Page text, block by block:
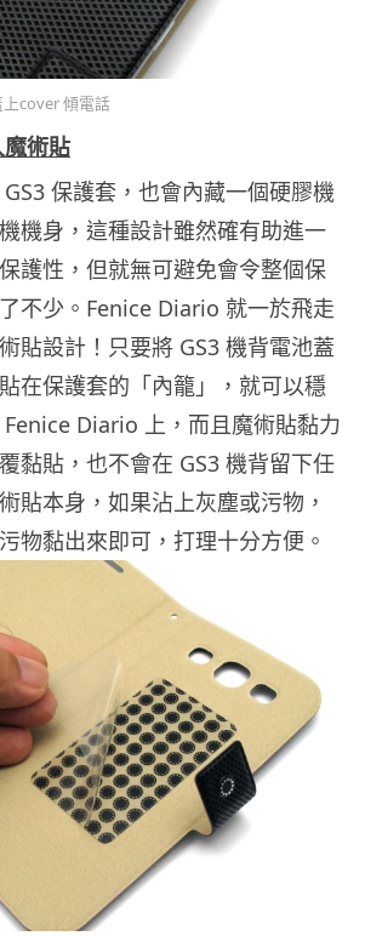
cover 傾電話
魔術貼
保護套，也會內藏一個硬膠機
機身，這種設計雖然確有助進一
護性，但就無可避免會令整個保
不少。Fenice Diario 就一於飛走
貼設計！只要將 GS3 機背電池蓋
在保護套的「內籠」，就可以穩
Diario 上，而且魔術貼黏力
黏貼，也不會在 GS3 機背留下任
貼本身，如果沾上灰塵或污物，
物黏出來即可，打理十分方便。